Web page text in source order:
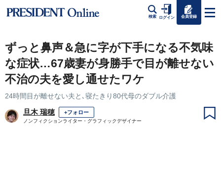
検索 ログイン 会員登録
ずっと鼻声＆急に字が下手になる不気味
な症状…67歳妻が身勝手で目が離せない
不治の夫を愛し通せたワケ
24時間目が離せない夫と､寝たきり80代母のダブル介護
旦木 瑞穂 +フォロー
ノンフィクションライター・グラフィックデザイナー